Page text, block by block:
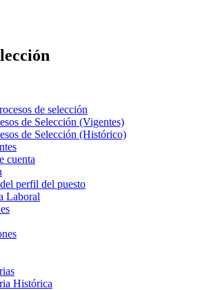
de selección
de Selección (Vigentes)
de Selección (Histórico)
cuenta
perfil del puesto
Laboral
Histórica